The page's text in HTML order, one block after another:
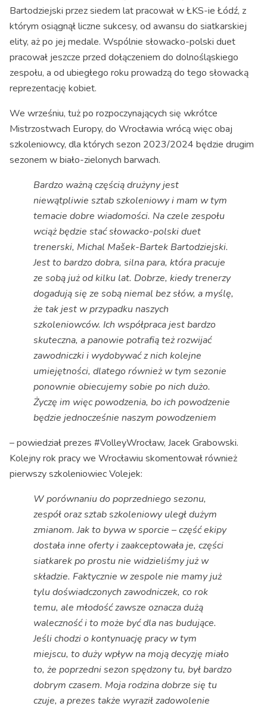
Bartodziejski przez siedem lat pracował w ŁKS-ie Łódź, z
którym osiągnął liczne sukcesy, od awansu do siatkarskiej
elity, aż po jej medale. Wspólnie słowacko-polski duet
pracował jeszcze przed dołączeniem do dolnośląskiego
zespołu, a od ubiegłego roku prowadzą do tego słowacką
reprezentację kobiet.
We wrześniu, tuż po rozpoczynających się wkrótce
Mistrzostwach Europy, do Wrocławia wrócą więc obaj
szkoleniowcy, dla których sezon 2023/2024 będzie drugim
sezonem w biało-zielonych barwach.
Bardzo ważną częścią drużyny jest
niewątpliwie sztab szkoleniowy i mam w tym
temacie dobre wiadomości. Na czele zespołu
wciąż będzie stać słowacko-polski duet
trenerski, Michal Mašek-Bartek Bartodziejski.
Jest to bardzo dobra, silna para, która pracuje
ze sobą już od kilku lat. Dobrze, kiedy trenerzy
dogadują się ze sobą niemal bez słów, a myślę,
że tak jest w przypadku naszych
szkoleniowców. Ich współpraca jest bardzo
skuteczna, a panowie potrafią też rozwijać
zawodniczki i wydobywać z nich kolejne
umiejętności, dlatego również w tym sezonie
ponownie obiecujemy sobie po nich dużo.
Życzę im więc powodzenia, bo ich powodzenie
będzie jednocześnie naszym powodzeniem
– powiedział prezes #VolleyWrocław, Jacek Grabowski.
Kolejny rok pracy we Wrocławiu skomentował również
pierwszy szkoleniowiec Volejek:
W porównaniu do poprzedniego sezonu,
zespół oraz sztab szkoleniowy uległ dużym
zmianom. Jak to bywa w sporcie – część ekipy
dostała inne oferty i zaakceptowała je, części
siatkarek po prostu nie widzieliśmy już w
składzie. Faktycznie w zespole nie mamy już
tylu doświadczonych zawodniczek, co rok
temu, ale młodość zawsze oznacza dużą
waleczność i to może być dla nas budujące.
Jeśli chodzi o kontynuację pracy w tym
miejscu, to duży wpływ na moją decyzję miało
to, że poprzedni sezon spędzony tu, był bardzo
dobrym czasem. Moja rodzina dobrze się tu
czuje, a prezes także wyraził zadowolenie